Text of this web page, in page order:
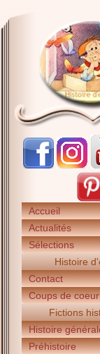
Accueil
Actualités
Sélections
Histoire
Contact
Coups de coeur
Fictions
Histoire
Préhistoire